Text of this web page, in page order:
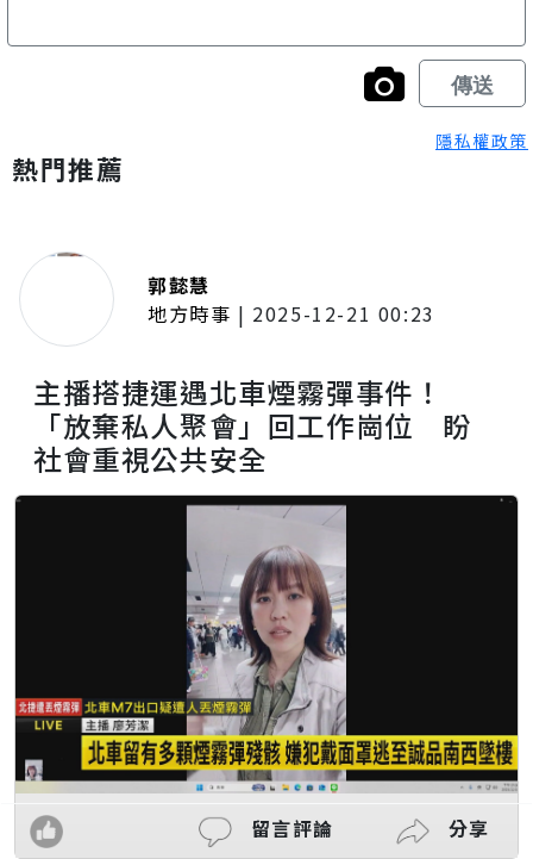
隱私權政策
熱門推薦
郭懿慧
地方時事 | 2025-12-21 00:23
主播搭捷運遇北車煙霧彈事件！
「放棄私人聚會」回工作崗位 盼
社會重視公共安全
留言評論 分享